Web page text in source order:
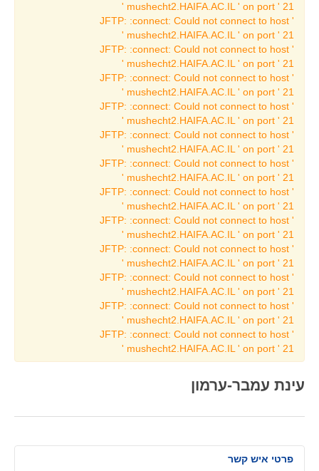
הספינה ממעגן מיכאל
הפניקים
תצוגות נושאיות
תעשיות ומלאכות קדומות
תערוכות באמנות
תערוכה מתחלפת
באמנות
תערוכות עבר באמנות
תערוכה מתחלפת נוכחית
באמנות
תערוכות קבע באמנות
אמנות יהודית
אוסף אוסקר גז
ציור צרפתי
האמנים באוסף הכט
מרכז הלמידה
מידע כללי ופרטים ליצירת
בתי ספר
על יסודי
mushecht2.HAIFA.AC.IL ' on port ' 21 '
JFTP: :connect: Could not connect to host '
mushecht2.HAIFA.AC.IL ' on port ' 21 '
JFTP: :connect: Could not connect to host '
mushecht2.HAIFA.AC.IL ' on port ' 21 '
JFTP: :connect: Could not connect to host '
mushecht2.HAIFA.AC.IL ' on port ' 21 '
JFTP: :connect: Could not connect to host '
mushecht2.HAIFA.AC.IL ' on port ' 21 '
JFTP: :connect: Could not connect to host '
mushecht2.HAIFA.AC.IL ' on port ' 21 '
JFTP: :connect: Could not connect to host '
mushecht2.HAIFA.AC.IL ' on port ' 21 '
JFTP: :connect: Could not connect to host '
mushecht2.HAIFA.AC.IL ' on port ' 21 '
JFTP: :connect: Could not connect to host '
mushecht2.HAIFA.AC.IL ' on port ' 21 '
JFTP: :connect: Could not connect to host '
mushecht2.HAIFA.AC.IL ' on port ' 21 '
JFTP: :connect: Could not connect to host '
mushecht2.HAIFA.AC.IL ' on port ' 21 '
JFTP: :connect: Could not connect to host '
mushecht2.HAIFA.AC.IL ' on port ' 21 '
JFTP: :connect: Could not connect to host '
mushecht2.HAIFA.AC.IL ' on port ' 21 '
עינת עמבר-ערמון
פרטי איש קשר